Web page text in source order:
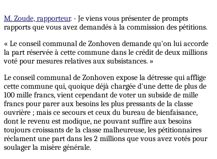
M. Zoude, rapporteur. - Je viens vous présenter de prompts
rapports que vous avez demandés à la commission des pétitions.
« Le conseil communal de Zonhoven demande qu'on lui accorde
la part réservée à cette commune dans le crédit de deux millions
voté pour mesures relatives aux subsistances. »
Le conseil communal de Zonhoven expose la détresse qui afflige
cette commune qui, quoique déjà chargée d'une dette de plus de
100 mille francs, vient cependant de voter un subside de mille
francs pour parer aux besoins les plus pressants de la classe
ouvrière ; mais ce secours et ceux du bureau de bienfaisance,
dont le revenu est modique, ne pouvant suffire aux besoins
toujours croissants de la classe malheureuse, les pétitionnaires
réclament une part dans les 2 millions que vous avez votés pour
soulager la misère générale.